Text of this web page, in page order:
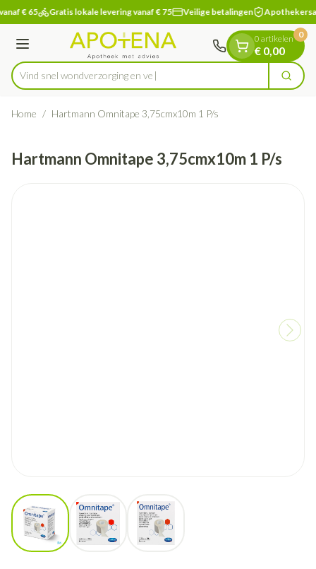
Ga naar de inhoud
1 van 1
€ 65 Gratis lokale levering vanaf € 75 Veilige betalingen
Menu
Product, merk, categorie...
Vind snel wondverzorgi Zoek
0 artikelen
€ 0,00
0
Home / Hartmann Omnitape 3,75cmx10m 1 P/s
Hartmann Omnitape 3,75cmx10m 1 P/s
View larger imageView larger imageView larger image